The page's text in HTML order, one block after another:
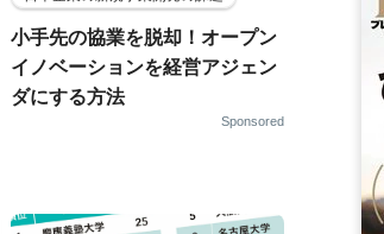
小手先の協業を脱却！オープン
イノベーションを経営アジェン
ダにする方法
Sponsored